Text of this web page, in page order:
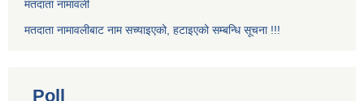
मतदाता नामावली
मतदाता नामावलीबाट नाम सच्याइएको, हटाइएको सम्बन्धि सूचना !!!
Poll